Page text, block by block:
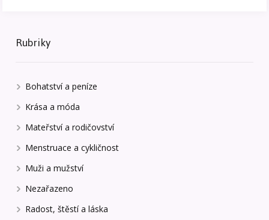
Rubriky
Bohatství a peníze
Krása a móda
Mateřství a rodičovství
Menstruace a cykličnost
Muži a mužství
Nezařazeno
Radost, štěstí a láska